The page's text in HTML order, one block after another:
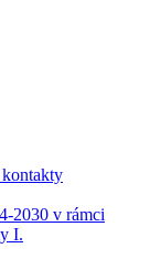
2030 v rámci
I.